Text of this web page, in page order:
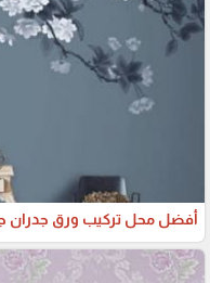
أفضل محل تركيب ورق جدران جده